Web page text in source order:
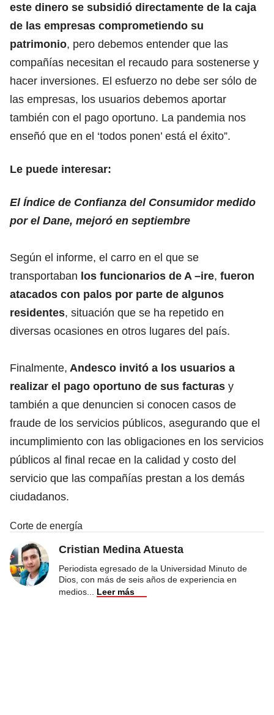
este dinero se subsidió directamente de la caja
de las empresas comprometiendo su
patrimonio, pero debemos entender que las
compañías necesitan el recaudo para sostenerse y
hacer inversiones. El esfuerzo no debe ser sólo de
las empresas, los usuarios debemos aportar
también con el pago oportuno. La pandemia nos
enseñó que en el ‘todos ponen’ está el éxito”.
Le puede interesar:
El Índice de Confianza del Consumidor medido
por el Dane, mejoró en septiembre
Según el informe, el carro en el que se
transportaban los funcionarios de A –ire, fueron
atacados con palos por parte de algunos
residentes, situación que se ha repetido en
diversas ocasiones en otros lugares del país.
Finalmente, Andesco invitó a los usuarios a
realizar el pago oportuno de sus facturas y
también a que denuncien si conocen casos de
fraude de los servicios públicos, asegurando que el
incumplimiento con las obligaciones en los servicios
públicos al final recae en la calidad y costo del
servicio que las compañías prestan a los demás
ciudadanos.
Corte de energía
Cristian Medina Atuesta
Periodista egresado de la Universidad Minuto de
Dios, con más de seis años de experiencia en
medios
Leer más